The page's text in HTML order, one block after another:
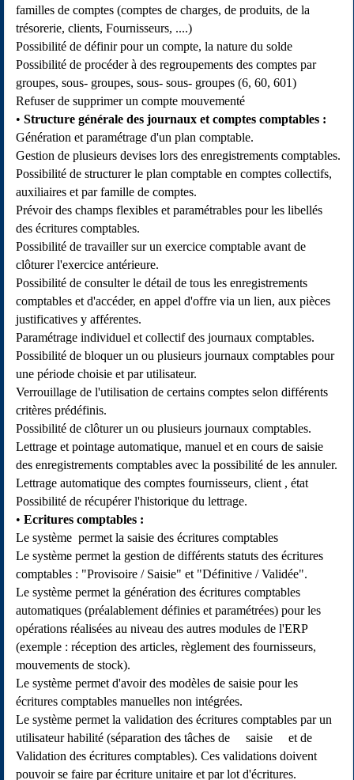
familles de comptes (comptes de charges, de produits, de la
trésorerie, clients, Fournisseurs, ....)
Possibilité de définir pour un compte, la nature du solde
Possibilité de procéder à des regroupements des comptes par
groupes, sous- groupes, sous- sous- groupes (6, 60, 601)
Refuser de supprimer un compte mouvementé
Structure générale des journaux et comptes comptables :
Génération et paramétrage d'un plan comptable.
Gestion de plusieurs devises lors des enregistrements comptables.
Possibilité de structurer le plan comptable en comptes collectifs,
auxiliaires et par famille de comptes.
Prévoir des champs flexibles et paramétrables pour les libellés
des écritures comptables.
Possibilité de travailler sur un exercice comptable avant de
clôturer l'exercice antérieure.
Possibilité de consulter le détail de tous les enregistrements
comptables et d'accéder, en appel d'offre via un lien, aux pièces
justificatives y afférentes.
Paramétrage individuel et collectif des journaux comptables.
Possibilité de bloquer un ou plusieurs journaux comptables pour
une période choisie et par utilisateur.
Verrouillage de l'utilisation de certains comptes selon différents
critères prédéfinis.
Possibilité de clôturer un ou plusieurs journaux comptables.
Lettrage et pointage automatique, manuel et en cours de saisie
des enregistrements comptables avec la possibilité de les annuler.
Lettrage automatique des comptes fournisseurs, client , état
Possibilité de récupérer l'historique du lettrage.
Ecritures comptables :
Le système permet la saisie des écritures comptables
Le système permet la gestion de différents statuts des écritures
comptables : "Provisoire / Saisie" et "Définitive / Validée".
Le système permet la génération des écritures comptables
automatiques (préalablement définies et paramétrées) pour les
opérations réalisées au niveau des autres modules de l'ERP
(exemple : réception des articles, règlement des fournisseurs,
mouvements de stock).
Le système permet d'avoir des modèles de saisie pour les
écritures comptables manuelles non intégrées.
Le système permet la validation des écritures comptables par un
utilisateur habilité (séparation des tâches de saisie et de
Validation des écritures comptables). Ces validations doivent
pouvoir se faire par écriture unitaire et par lot d'écritures.